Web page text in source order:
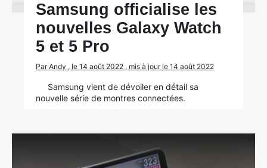
Samsung officialise les
nouvelles Galaxy Watch
5 et 5 Pro
Par Andy , le 14 août 2022 , mis à jour le 14 août 2022
Samsung vient de dévoiler en détail sa
nouvelle série de montres connectées.